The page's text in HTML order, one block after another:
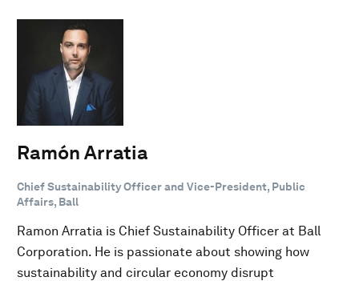
Ramón Arratia
Chief Sustainability Officer and Vice-President, Public
Affairs, Ball
Ramon Arratia is Chief Sustainability Officer at Ball
Corporation. He is passionate about showing how
sustainability and circular economy disrupt